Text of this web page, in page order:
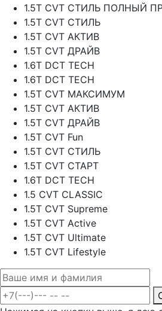
1.5T CVT СТИЛЬ ПОЛНЫЙ
1.5T CVT СТИЛЬ
1.5T CVT АКТИВ
1.5T CVT ДРАЙВ
1.6T DCT TECH
1.6T DCT TECH
1.5T CVT МАКСИМУМ
1.5T CVT АКТИВ
1.5T CVT ДРАЙВ
1.5T CVT Fun
1.5T CVT СТИЛЬ
1.5T CVT СТАРТ
1.6T DCT TECH
1.5 CVT CLASSIC
1.5T CVT Supreme
1.5T CVT Active
1.5T CVT Ultimate
1.5T CVT Lifestyle